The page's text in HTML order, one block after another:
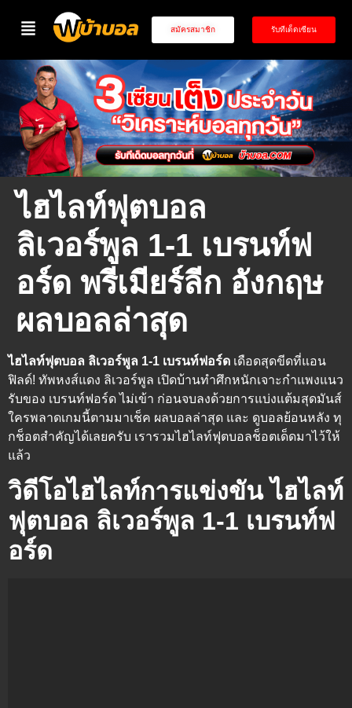
สมัครสมาชิก รับทีเด็ดเซียน
ไฮไลท์ฟุตบอล
ลิเวอร์พูล 1-1 เบรนท์ฟ
อร์ด พรีเมียร์ลีก อังกฤษ
ผลบอลล่าสุด
ไฮไลท์ฟุตบอล ลิเวอร์พูล 1-1 เบรนท์ฟอร์ด เดือดสุดขีดที่แอน
ฟิลด์! ทัพหงส์แดง ลิเวอร์พูล เปิดบ้านทำศึกหนักเจาะกำแพงแนว
รับของ เบรนท์ฟอร์ด ไม่เข้า ก่อนจบลงด้วยการแบ่งแต้มสุดมันส์
ใครพลาดเกมนี้ตามมาเช็ค ผลบอลล่าสุด และ ดูบอลย้อนหลัง ทุ
กช็อตสำคัญได้เลยครับ เรารวมไฮไลท์ฟุตบอลช็อตเด็ดมาไว้ให้
แล้ว
วิดีโอไฮไลท์การแข่งขัน ไฮไลท์
ฟุตบอล ลิเวอร์พูล 1-1 เบรนท์ฟ
อร์ด